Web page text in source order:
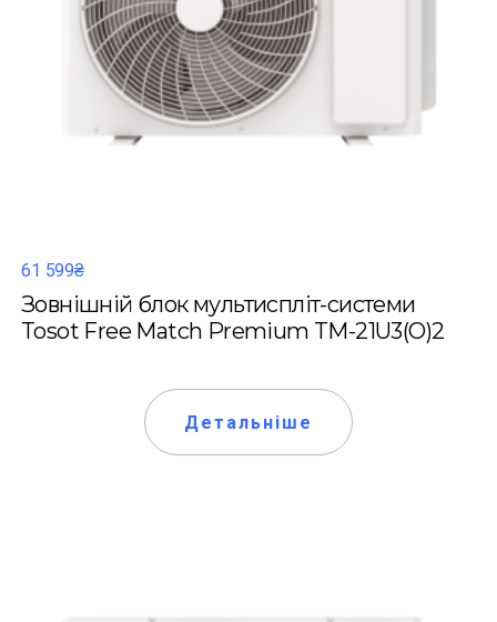
61 599₴
Зовнішній блок мультиспліт-системи
Tosot Free Match Premium TM-21U3(O)2
Детальніше